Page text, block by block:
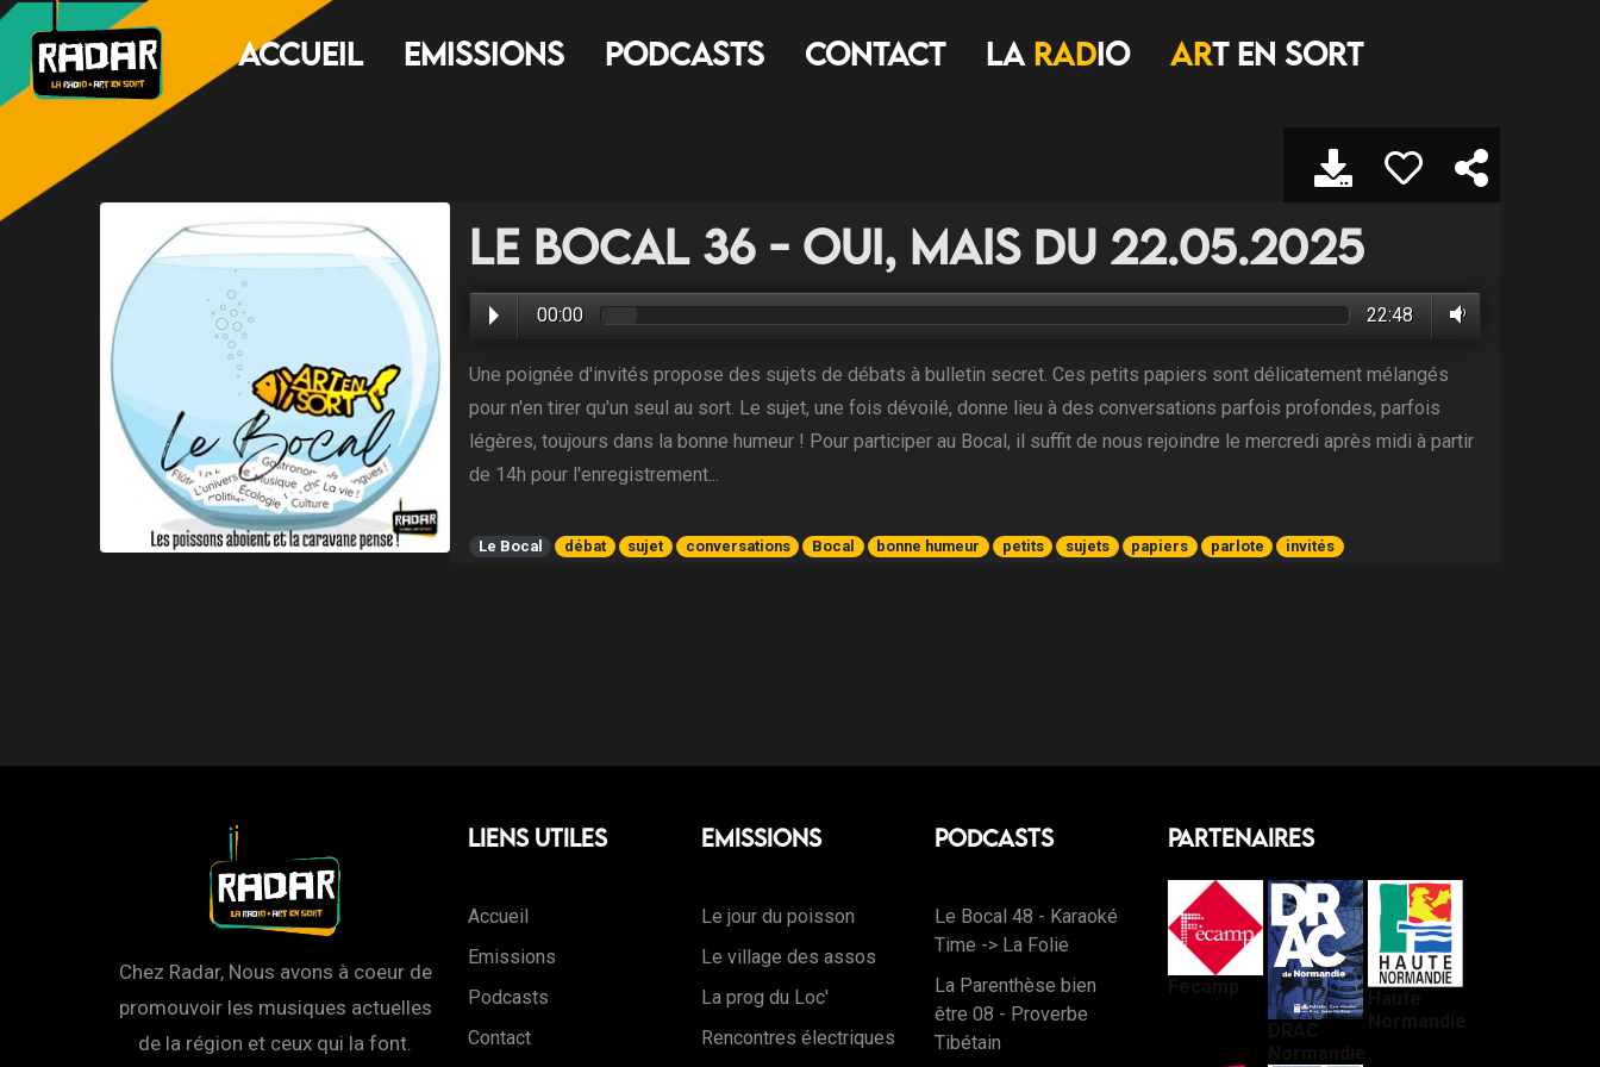
Accueil Emissions Podcasts Contact LA RADIO ART EN SORT
Le Bocal 36 - Oui, mais du 22.05.2025
00:00 22:48
Une poignée d'invités propose des sujets de débats à bulletin secret. Ces petits papiers sont délicatement mélangés
pour n'en tirer qu'un seul au sort. Le sujet, une fois dévoilé, donne lieu à des conversations parfois profondes, parfois
légères, toujours dans la bonne humeur ! Pour participer au Bocal, il suffit de nous rejoindre le mercredi après midi à partir
de 14h pour l'enregistrement...
Le Bocal débat sujet conversations Bocal bonne humeur petits sujets papiers parlote invités
Chez Radar, Nous avons à coeur de
promouvoir les musiques actuelles
de la région et ceux qui la font.
Liens Utiles
Accueil
Emissions
Podcasts
Contact
Emissions
Le jour du poisson
Le village des assos
La prog du Loc'
Rencontres électriques
Podcasts
Le Bocal 48 - Karaoké
Time -> La Folie
La Parenthèse bien
être 08 - Proverbe
Tibétain
Partenaires